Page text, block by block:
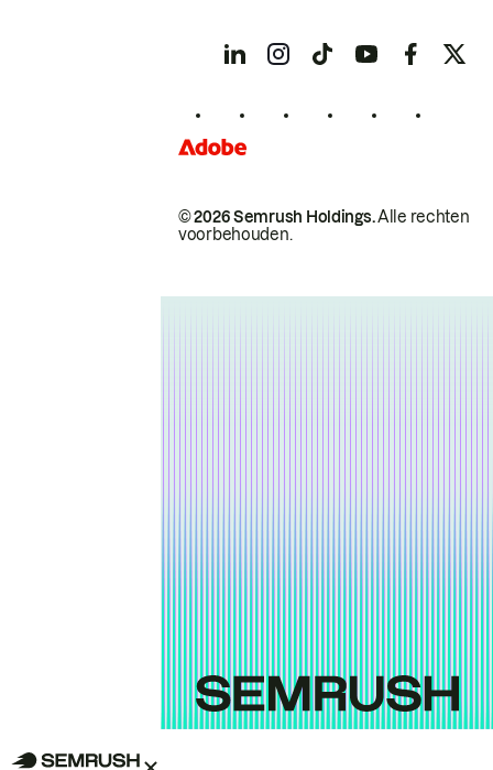
© 2026 Semrush Holdings.Alle rechten
voorbehouden.